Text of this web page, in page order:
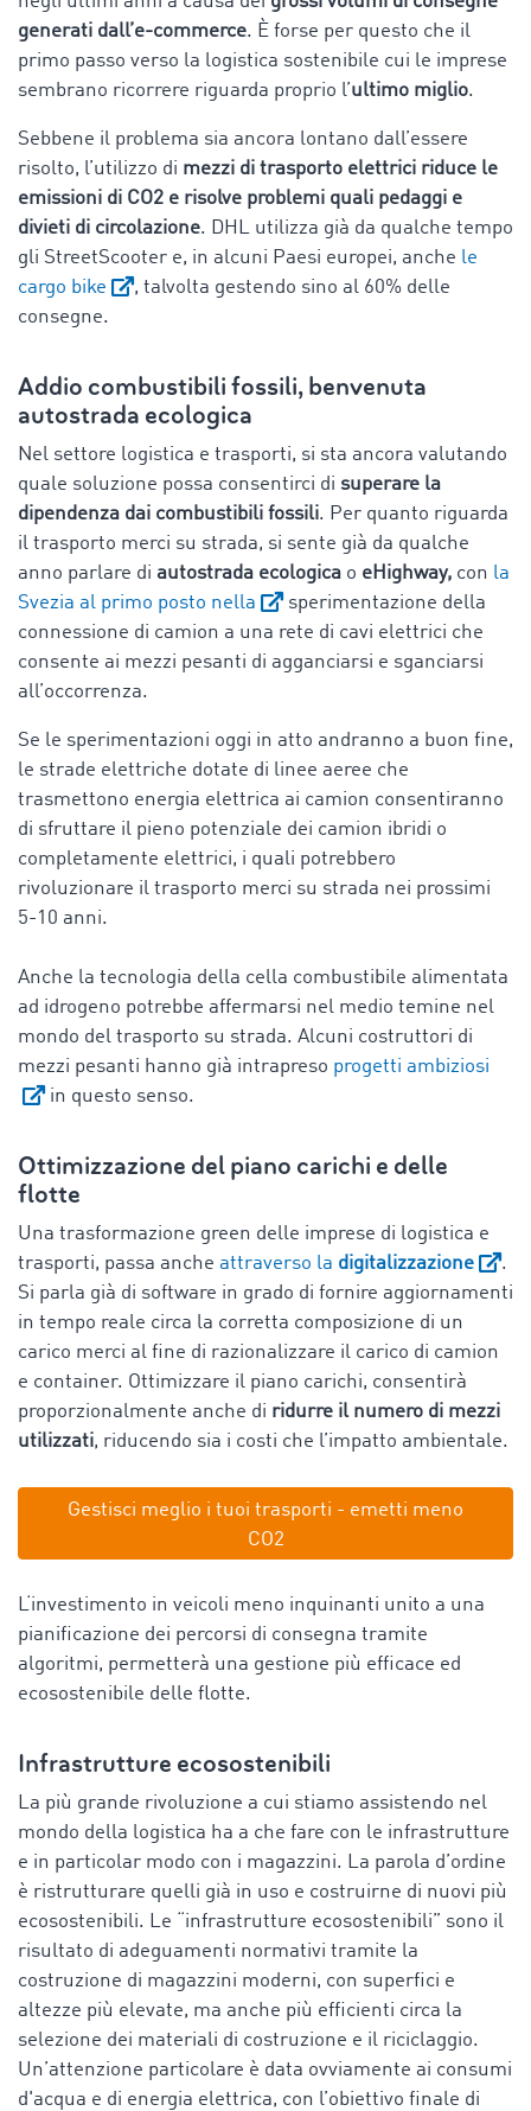
generati dall’e-commerce. È forse per questo che il
primo passo verso la logistica sostenibile cui le imprese
sembrano ricorrere riguarda proprio l’ultimo miglio.
Sebbene il problema sia ancora lontano dall’essere
risolto, l’utilizzo di mezzi di trasporto elettrici riduce le
emissioni di CO2 e risolve problemi quali pedaggi e
divieti di circolazione. DHL utilizza già da qualche tempo
gli StreetScooter e, in alcuni Paesi europei, anche le
cargo bike
, talvolta gestendo sino al 60% delle
consegne.
Addio combustibili fossili, benvenuta
autostrada ecologica
Nel settore logistica e trasporti, si sta ancora valutando
quale soluzione possa consentirci di superare la
dipendenza dai combustibili fossili. Per quanto riguarda
il trasporto merci su strada, si sente già da qualche
anno parlare di autostrada ecologica o eHighway, con la
Svezia al primo posto nella
sperimentazione della
connessione di camion a una rete di cavi elettrici che
consente ai mezzi pesanti di agganciarsi e sganciarsi
all’occorrenza.
Se le sperimentazioni oggi in atto andranno a buon fine,
le strade elettriche dotate di linee aeree che
trasmettono energia elettrica ai camion consentiranno
di sfruttare il pieno potenziale dei camion ibridi o
completamente elettrici, i quali potrebbero
rivoluzionare il trasporto merci su strada nei prossimi
5-10 anni.
Anche la tecnologia della cella combustibile alimentata
ad idrogeno potrebbe affermarsi nel medio temine nel
mondo del trasporto su strada. Alcuni costruttori di
mezzi pesanti hanno già intrapreso progetti ambiziosi
in questo senso.
Ottimizzazione del piano carichi e delle
flotte
Una trasformazione green delle imprese di logistica e
trasporti, passa anche attraverso la digitalizzazione
.
Si parla già di software in grado di fornire aggiornamenti
in tempo reale circa la corretta composizione di un
carico merci al fine di razionalizzare il carico di camion
e container. Ottimizzare il piano carichi, consentirà
proporzionalmente anche di ridurre il numero di mezzi
utilizzati, riducendo sia i costi che l’impatto ambientale.
Gestisci meglio i tuoi trasporti - emetti meno
CO2
L‘investimento in veicoli meno inquinanti unito a una
pianificazione dei percorsi di consegna tramite
algoritmi, permetterà una gestione più efficace ed
ecosostenibile delle flotte.
Infrastrutture ecosostenibili
La più grande rivoluzione a cui stiamo assistendo nel
mondo della logistica ha a che fare con le infrastrutture
e in particolar modo con i magazzini. La parola d’ordine
è ristrutturare quelli già in uso e costruirne di nuovi più
ecosostenibili. Le “infrastrutture ecosostenibili” sono il
risultato di adeguamenti normativi tramite la
costruzione di magazzini moderni, con superfici e
altezze più elevate, ma anche più efficienti circa la
selezione dei materiali di costruzione e il riciclaggio.
Un’attenzione particolare è data ovviamente ai consumi
d'acqua e di energia elettrica, con l’obiettivo finale di